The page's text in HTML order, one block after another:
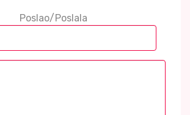
Poslao/Poslala